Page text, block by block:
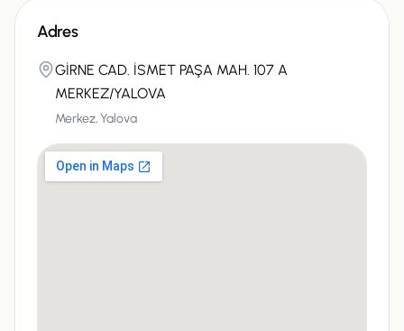
Adres
GİRNE CAD. İSMET PAŞA MAH. 107 A
MERKEZ/YALOVA
Merkez,Yalova